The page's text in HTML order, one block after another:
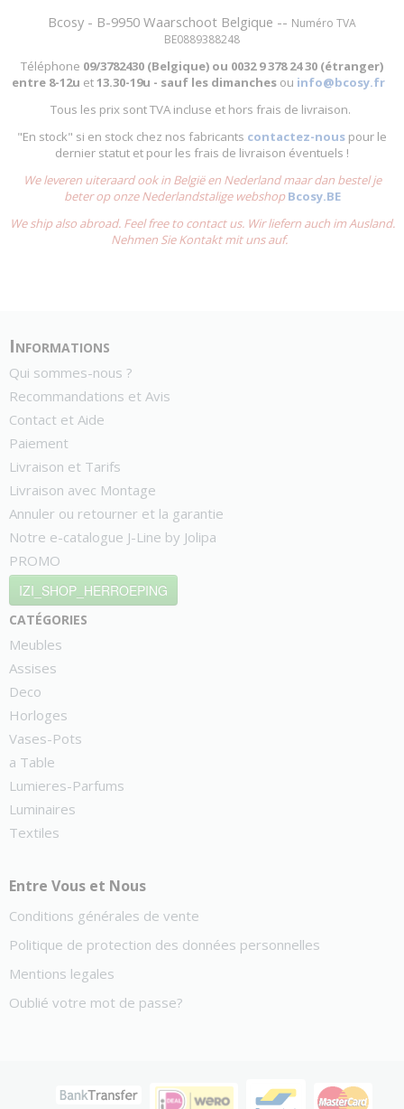
Bcosy - B-9950 Waarschoot Belgique -- Numéro TVA
BE0889388248
Téléphone 09/3782430 (Belgique) ou 0032 9 378 24 30 (étranger)
entre 8-12u et13.30-19u - sauf les dimanchesou info@bcosy.fr
Tous les prix sont TVA incluse et hors frais de livraison.
"En stock" si en stock chez nos fabricants contactez-nous pour le
dernier statut et pour les frais de livraison éventuels !
We leveren uiteraard ook in België en Nederland maar dan bestel je
beter op onze Nederlandstalige webshopBcosy.BE
We ship also abroad. Feel free to contact us. Wir liefern auch im Ausland.
Nehmen Sie Kontakt mit uns auf.
Informations
Qui sommes-nous ?
Recommandations et Avis
Contact et Aide
Paiement
Livraison et Tarifs
Livraison avec Montage
Annuler ou retourner et la garantie
Notre e-catalogue J-Line by Jolipa
PROMO
IZI_SHOP_HERROEPING
catégories
Meubles
Assises
Deco
Horloges
Vases-Pots
a Table
Lumieres-Parfums
Luminaires
Textiles
Entre Vous et Nous
Conditions générales de vente
Politique de protection des données personnelles
Mentions legales
Oublié votre mot de passe?